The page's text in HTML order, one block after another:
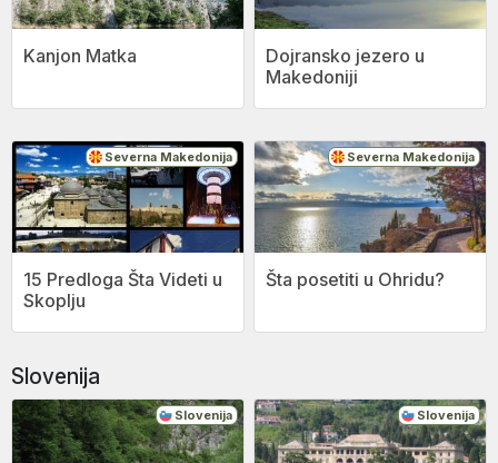
Kanjon Matka
Dojransko jezero u
Makedoniji
Severna Makedonija
15 Predloga Šta Videti u
Skoplju
Severna Makedonija
Šta posetiti u Ohridu?
Slovenija
Slovenija Slovenija